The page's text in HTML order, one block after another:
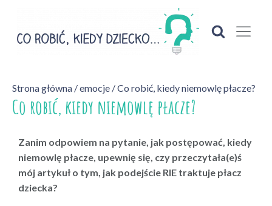
Strona główna /emocje / Co robić, kiedy niemowlę płacze?
Co robić, kiedy niemowlę płacze?
Zanim odpowiem na pytanie, jak postępować, kiedy
niemowlę płacze, upewnię się, czy przeczytała(e)ś
mój artykuł o tym, jak podejście RIE traktuje płacz
dziecka?